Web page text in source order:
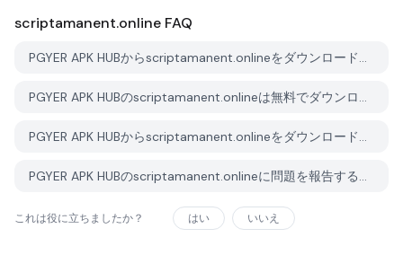
scriptamanent.online FAQ
PGYER APK HUBからscriptamanent.onlineをダウンロードする方法は？
PGYER APK HUBのscriptamanent.onlineは無料でダウンロードできますか？
PGYER APK HUBからscriptamanent.onlineをダウンロードするにはアカウントが必要ですか？
PGYER APK HUBのscriptamanent.onlineに問題を報告する方法は？
これは役に立ちましたか？ はい いいえ